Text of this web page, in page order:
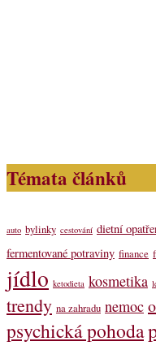
Témata článků
auto bylinky cestování dietní
fermentované potraviny finance
jídlo ketodieta kosmetika
trendy na zahradu nemoc
psychická pohoda